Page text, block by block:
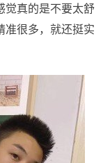
觉真的是不要太舒
准很多，就还挺实